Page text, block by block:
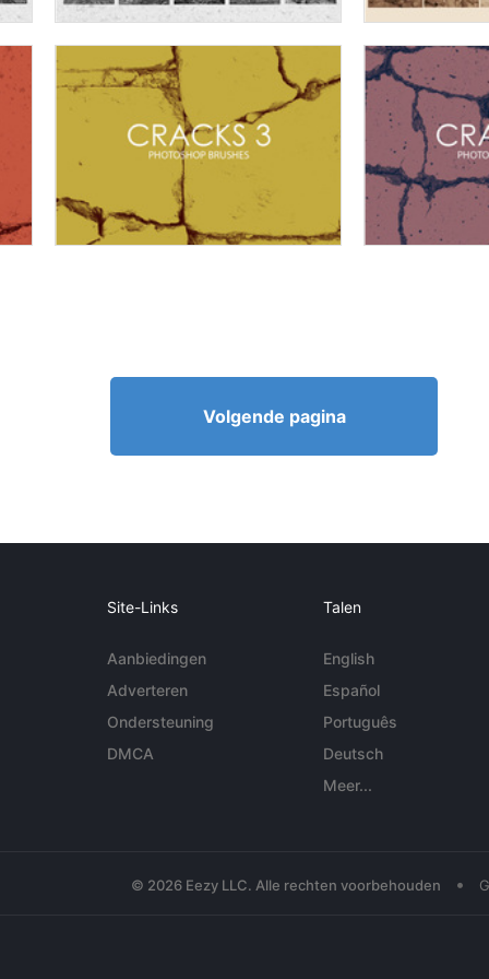
Volgende pagina
Site-Links
Aanbiedingen
Adverteren
Ondersteuning
DMCA
Talen
English
Español
Português
Deutsch
Meer...
© 2026 Eezy LLC. Alle rechten voorbehouden •